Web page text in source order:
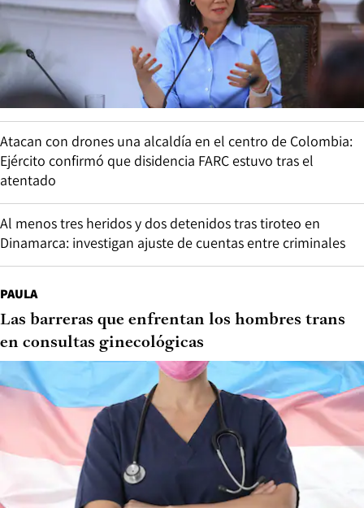
Atacan con drones una alcaldía en el centro de Colombia:
Ejército confirmó que disidencia FARC estuvo tras el
atentado
Al menos tres heridos y dos detenidos tras tiroteo en
Dinamarca: investigan ajuste de cuentas entre criminales
PAULA
Las barreras que enfrentan los hombres trans
en consultas ginecológicas